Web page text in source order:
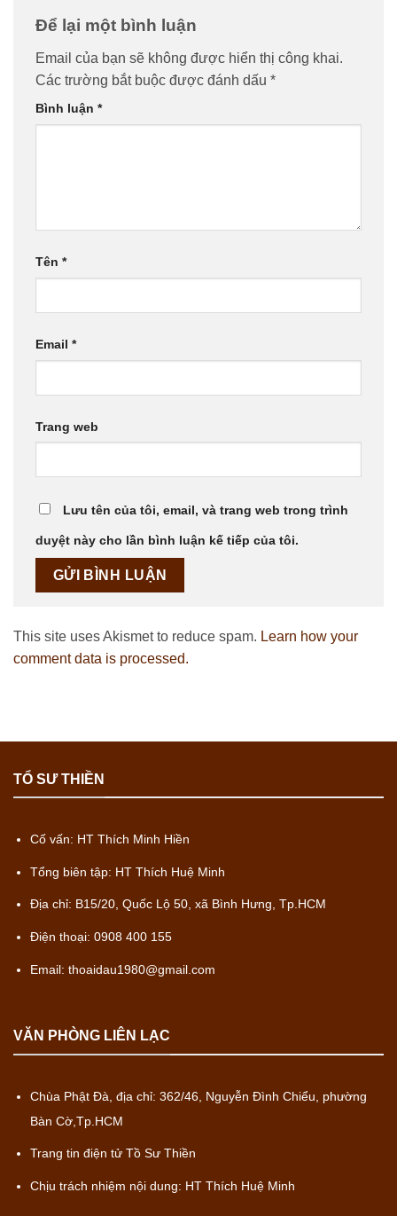
Để lại một bình luận
Email của bạn sẽ không được hiển thị công khai.
Các trường bắt buộc được đánh dấu *
Bình luận *
Tên *
Email *
Trang web
Lưu tên của tôi, email, và trang web trong trình
duyệt này cho lần bình luận kế tiếp của tôi.
This site uses Akismet to reduce spam. Learn how your
comment data is processed.
TỔ SƯ THIỀN
Cố vấn: HT Thích Minh Hiền
Tổng biên tập: HT Thích Huệ Minh
Địa chỉ: B15/20, Quốc Lộ 50, xã Bình Hưng, Tp.HCM
Điện thoại: 0908 400 155
Email: thoaidau1980@gmail.com
VĂN PHÒNG LIÊN LẠC
Chùa Phật Đà, địa chỉ: 362/46, Nguyễn Đình Chiểu, phường
Bàn Cờ,Tp.HCM
Trang tin điện tử Tồ Sư Thiền
Chịu trách nhiệm nội dung: HT Thích Huệ Minh